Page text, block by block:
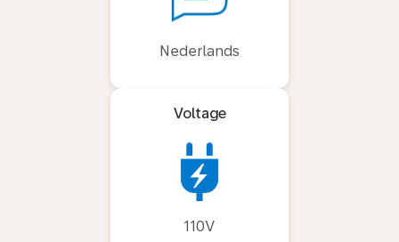
Nederlands
Voltage
110V